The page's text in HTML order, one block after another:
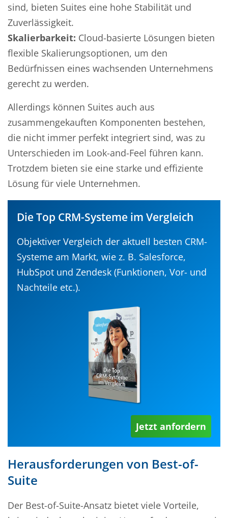
sind, bieten Suites eine hohe Stabilität und
Zuverlässigkeit.
Skalierbarkeit: Cloud-basierte Lösungen bieten
flexible Skalierungsoptionen, um den
Bedürfnissen eines wachsenden Unternehmens
gerecht zu werden.
Allerdings können Suites auch aus
zusammengekauften Komponenten bestehen,
die nicht immer perfekt integriert sind, was zu
Unterschieden im Look-and-Feel führen kann.
Trotzdem bieten sie eine starke und effiziente
Lösung für viele Unternehmen.
Die Top CRM-Systeme im Vergleich
Objektiver Vergleich der aktuell besten CRM-
Systeme am Markt, wie z. B. Salesforce,
HubSpot und Zendesk (Funktionen, Vor- und
Nachteile etc.).
Jetzt anfordern
Herausforderungen von Best-of-
Suite
Der Best-of-Suite-Ansatz bietet viele Vorteile,